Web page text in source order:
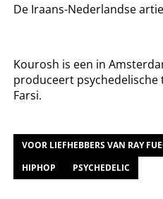
De Iraans-Nederlandse
Kourosh is een in
produceert
Farsi.
VOOR LIEFHEBBERS VAN RAY
HIPHOP
PSYCHEDELIC